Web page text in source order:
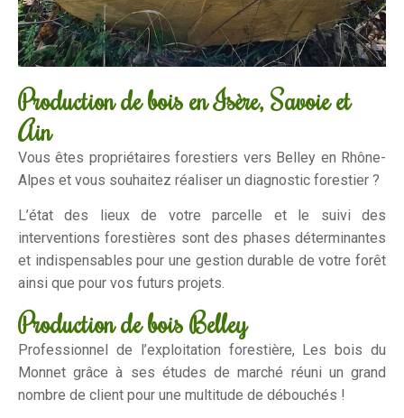
Production de bois en Isère, Savoie et
Ain
Vous êtes propriétaires forestiers vers Belley en Rhône-
Alpes et vous souhaitez réaliser un diagnostic forestier ?
L’état des lieux de votre parcelle et le suivi des
interventions forestières sont des phases déterminantes
et indispensables pour une gestion durable de votre forêt
ainsi que pour vos futurs projets.
Production de bois Belley
Professionnel de l’exploitation forestière, Les bois du
Monnet grâce à ses études de marché réuni un grand
nombre de client pour une multitude de débouchés !